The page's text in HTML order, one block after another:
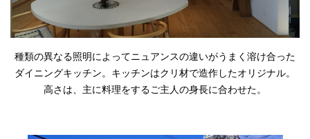
種類の異なる照明によってニュアンスの違いがうまく溶け合った
ダイニングキッチン。キッチンはクリ材で造作したオリジナル。
高さは、主に料理をするご主人の身長に合わせた。